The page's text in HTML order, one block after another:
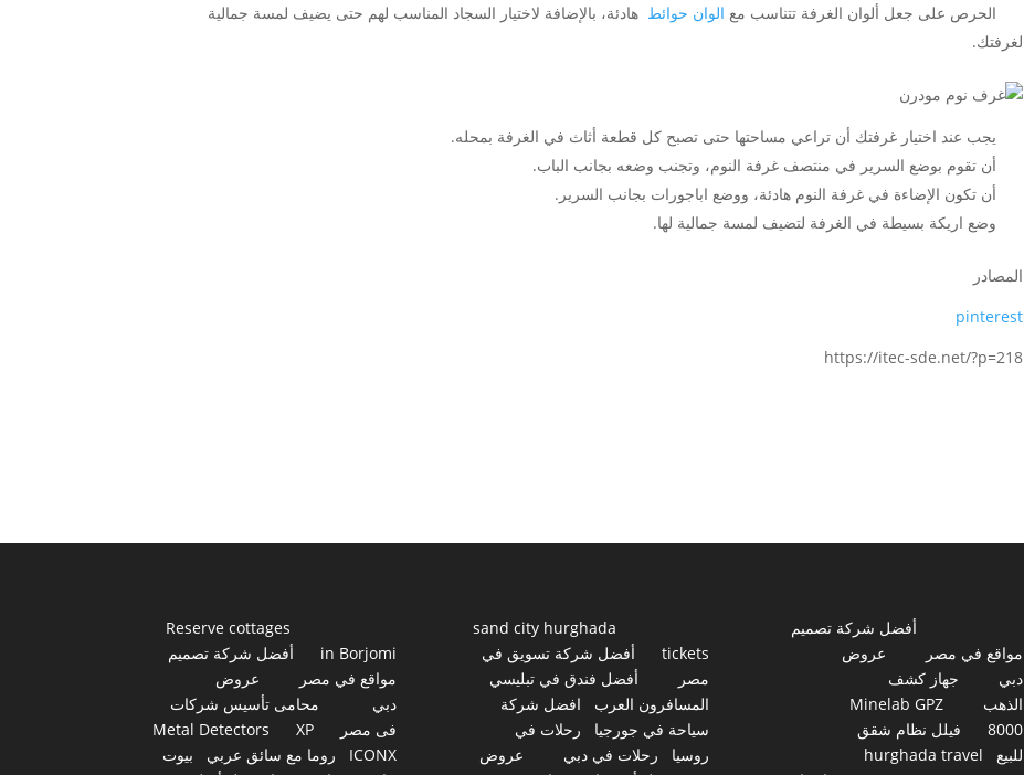
الحرص على جعل ألوان الغرفة تتناسب مع الوان حوائط هادئة، بالإضافة لاختيار السجاد المناسب لهم حتى يضيف لمسة جمالية
لغرفتك.
يجب عند اختيار غرفتك أن تراعي مساحتها حتى تصبح كل قطعة أثاث في الغرفة بمحله.
أن تقوم بوضع السرير في منتصف غرفة النوم، وتجنب وضعه بجانب الباب.
أن تكون الإضاءة في غرفة النوم هادئة، ووضع اباجورات بجانب السرير.
وضع اريكة بسيطة في الغرفة لتضيف لمسة جمالية لها.
المصادر
pinterest
https://itec-sde.net/?p=218
Reserve cottages
in Borjomi
أفضل شركة تصميم
مواقع في مصر
عروض
دبي
محامى تأسيس شركات
فى مصر
Metal Detectors
XP
ICONX
روما مع سائق عربي
بيوت
sand city hurghada
tickets
أفضل شركة تسويق في
مصر
أفضل فندق في تبليسي
المسافرون العرب
افضل شركة
سياحة في جورجيا
رحلات في
روسيا
رحلات في دبي
عروض
أفضل شركة تصميم
مواقع في مصر
عروض
دبي
جهاز كشف
الذهب
Minelab GPZ
8000
فيلل نظام شقق
للبيع
hurghada travel